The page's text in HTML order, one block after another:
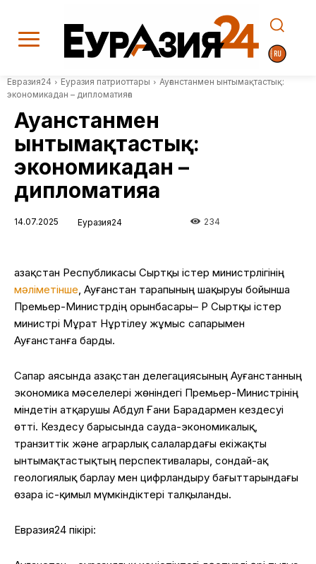
Евразия24 Еуразия патриоттары
Ауғанстанмен ынтымақтастық:
экономикадан – дипломатияға
Ауғанстанмен
ынтымақтастық:
экономикадан –
дипломатияға
14.07.2025 Еуразия24 234
Қазақстан Республикасы Сыртқы істер министрлігінің
мәліметінше, Ауғанстан тарапының шақыруы бойынша
Премьер-Министрдің орынбасары– ҚР Сыртқы істер
министрі Мұрат Нұртілеу жұмыс сапарымен
Ауғанстанға барды.
Сапар аясында Қазақстан делегациясының Ауғанстанның
экономика мәселелері жөніндегі Премьер-Министрінің
міндетін атқарушы Абдул Ғани Барадармен кездесуі
өтті. Кездесу барысында сауда-экономикалық,
транзиттік және аграрлық салалардағы екіжақты
ынтымақтастықтың перспективалары, сондай-ақ
геологиялық барлау мен цифрландыру бағыттарындағы
өзара іс-қимыл мүмкіндіктері талқыланды.
Евразия24 пікірі: